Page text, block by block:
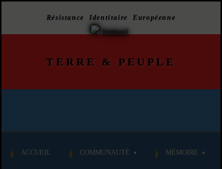
Résistance Identitaire Européenne
TERRE & PEUPLE
ACCUEIL COMMUNAUTÉ MÉMOIRE